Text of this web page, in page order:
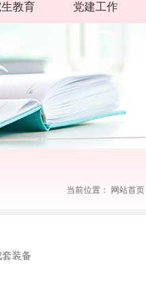
教育 党建工作
当前位置： 网站首页
装备